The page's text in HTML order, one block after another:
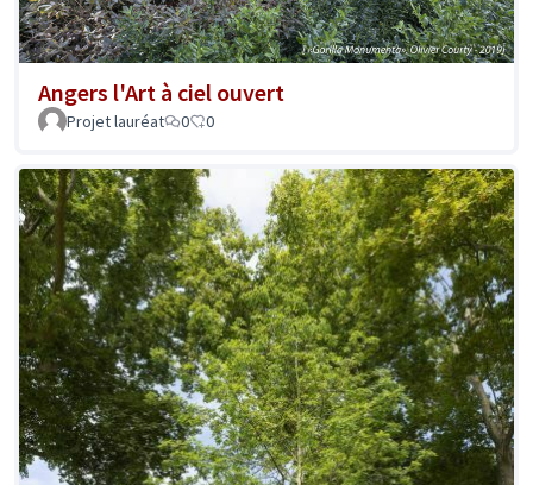
Angers l'Art à ciel ouvert
Projet lauréat 0 0